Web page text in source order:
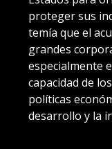
proteger sus
temía que el
grandes
especialmente
capacidad de
políticas
desarrollo y la